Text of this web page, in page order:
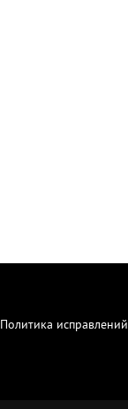
Политика исправлений